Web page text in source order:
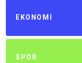
EKONOMI
SPOR